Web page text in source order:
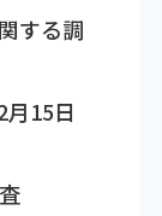
する調
15日